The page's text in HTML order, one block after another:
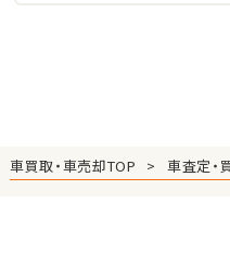
車買取・車売却TOP 車査定・